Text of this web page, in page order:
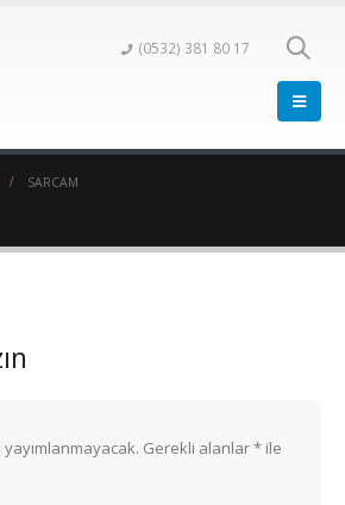
(0532) 381 80 17
SARCAM
yayımlanmayacak. Gerekli alanlar* ile